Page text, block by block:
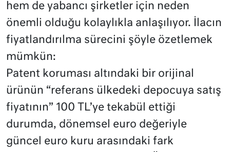
hem de yabancı şirketler için neden
önemli olduğu kolaylıkla anlaşılıyor. İlacın
fiyatlandırılma sürecini şöyle özetlemek
mümkün:
Patent koruması altındaki bir orijinal
ürünün “referans ülkedeki depocuya satış
fiyatının” 100 TL’ye tekabül ettiği
durumda, dönemsel euro değeriyle
güncel euro kuru arasındaki fark